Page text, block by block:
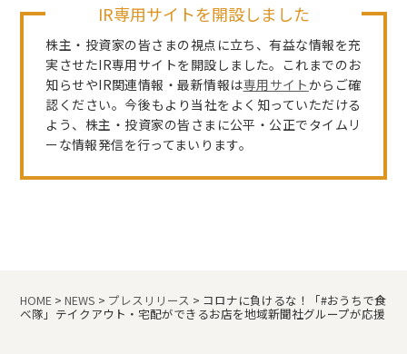
IR専用サイトを開設しました
株主・投資家の皆さまの視点に立ち、有益な情報を充
実させたIR専用サイトを開設しました。これまでのお
知らせやIR関連情報・最新情報は専用サイトからご確
認ください。今後もより当社をよく知っていただける
よう、株主・投資家の皆さまに公平・公正でタイムリ
ーな情報発信を行ってまいります。
HOME >NEWS > プレスリリース > コロナに負けるな！「#おうちで食
べ隊」テイクアウト・宅配ができるお店を地域新聞社グループが応援